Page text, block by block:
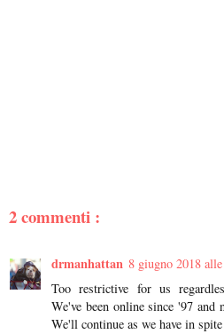
2 commenti :
drmanhattan 8 giugno 2018
Too restrictive for us
We've been online since '97 and
We'll continue as we have in